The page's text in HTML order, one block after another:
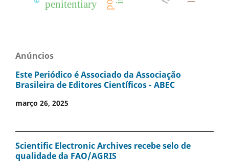
penitentiary
Anúncios
Este Periódico é Associado da Associação
Brasileira de Editores Científicos - ABEC
março 26, 2025
Scientific Electronic Archives recebe selo de
qualidade da FAO/AGRIS